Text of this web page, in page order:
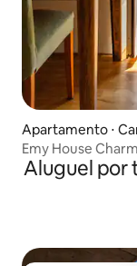
Apartamento ⋅
Emy House
deslumbrantes/
Aluguel por